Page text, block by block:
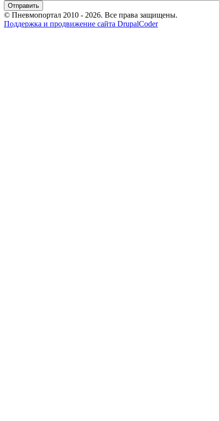
© Пневмопортал 2010 - 2026. Все права защищены.
Поддержка и продвижение сайта DrupalCoder